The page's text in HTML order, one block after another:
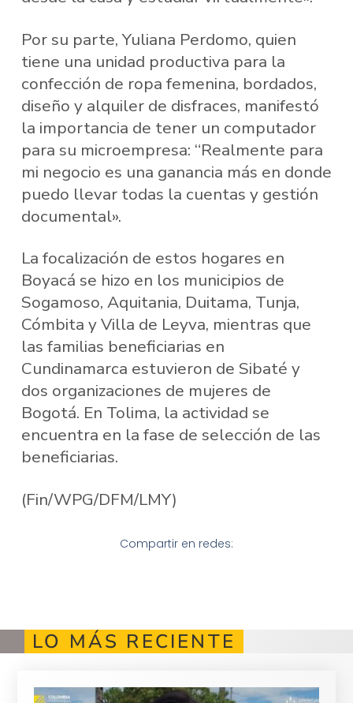
Por su parte, Yuliana Perdomo, quien
tiene una unidad productiva para la
confección de ropa femenina, bordados,
diseño y alquiler de disfraces, manifestó
la importancia de tener un computador
para su microempresa: “Realmente para
mi negocio es una ganancia más en donde
puedo llevar todas la cuentas y gestión
documental».
La focalización de estos hogares en
Boyacá se hizo en los municipios de
Sogamoso, Aquitania, Duitama, Tunja,
Cómbita y Villa de Leyva, mientras que
las familias beneficiarias en
Cundinamarca estuvieron de Sibaté y
dos organizaciones de mujeres de
Bogotá. En Tolima, la actividad se
encuentra en la fase de selección de las
beneficiarias.
(Fin/WPG/DFM/LMY)
Compartir en redes:
LO MÁS RECIENTE